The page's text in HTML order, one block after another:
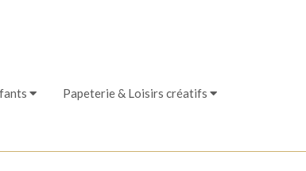
Papeterie & Loisirs créatifs